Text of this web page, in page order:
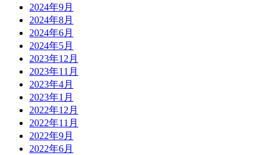
2024年9月
2024年8月
2024年6月
2024年5月
2023年12月
2023年11月
2023年4月
2023年1月
2022年12月
2022年11月
2022年9月
2022年6月